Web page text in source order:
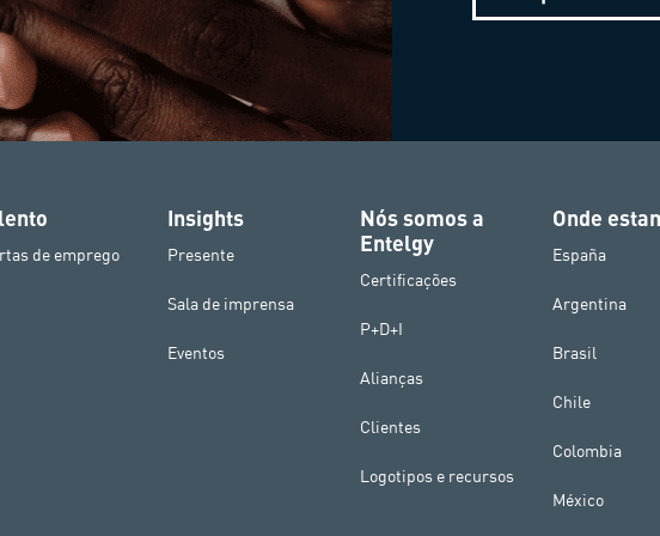
de emprego
Insights
Presente
Sala de imprensa
Eventos
Nós somos a
Entelgy
Certificações
P+D+I
Alianças
Clientes
Logotipos e recursos
Onde
España
Argentina
Brasil
Chile
Colombia
México